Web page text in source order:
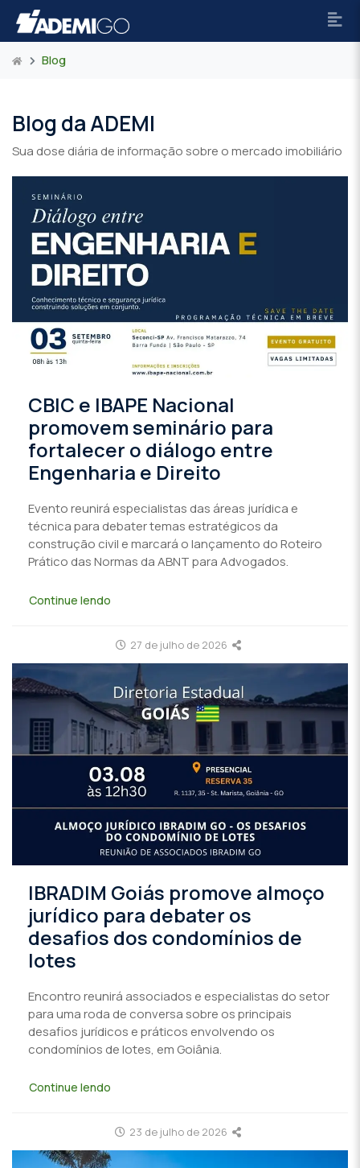
Blog
Blog da ADEMI
Sua dose diária de informação sobre o mercado imobiliário
CBIC e IBAPE Nacional
promovem seminário para
fortalecer o diálogo entre
Engenharia e Direito
Evento reunirá especialistas das áreas jurídica e
técnica para debater temas estratégicos da
construção civil e marcará o lançamento do Roteiro
Prático das Normas da ABNT para Advogados.
Continue lendo
27 de julho de 2026
IBRADIM Goiás promove almoço
jurídico para debater os
desafios dos condomínios de
lotes
Encontro reunirá associados e especialistas do setor
para uma roda de conversa sobre os principais
desafios jurídicos e práticos envolvendo os
condomínios de lotes, em Goiânia.
Continue lendo
23 de julho de 2026